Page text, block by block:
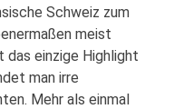
Schweiz zum
meist
einzige Highlight
man irre
Mehr als einmal